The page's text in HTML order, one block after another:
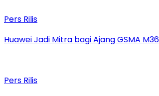
Pers Rilis
Huawei Jadi Mitra bagi Ajang GSMA
Pers Rilis